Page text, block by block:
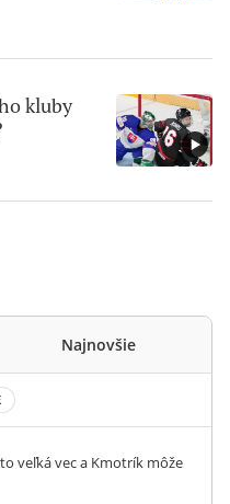
kluby
Najnovšie
veľká vec a Kmotrík môže